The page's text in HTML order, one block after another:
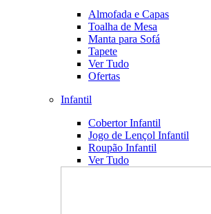
Almofada e Capas
Toalha de Mesa
Manta para Sofá
Tapete
Ver Tudo
Ofertas
Infantil
Cobertor Infantil
Jogo de Lençol Infantil
Roupão Infantil
Ver Tudo